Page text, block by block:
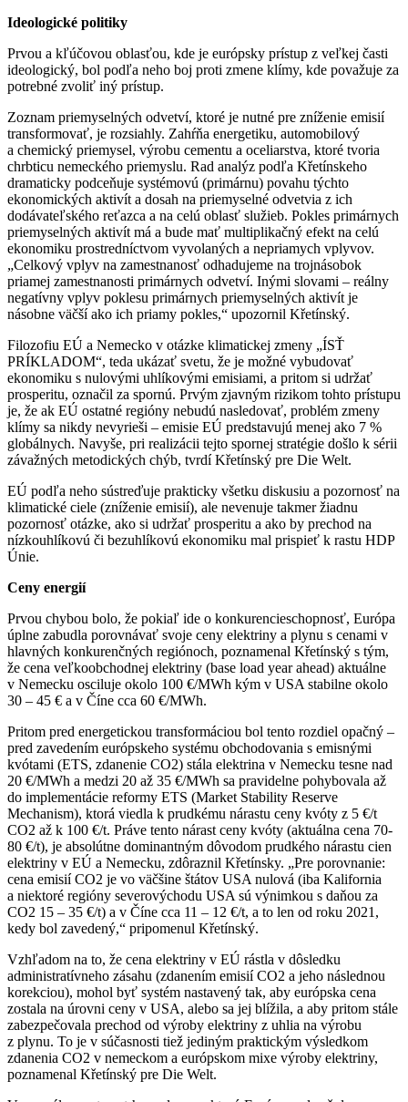
Ideologické politiky
Prvou a kľúčovou oblasťou, kde je európsky prístup z veľkej časti
ideologický, bol podľa neho boj proti zmene klímy, kde považuje za
potrebné zvoliť iný prístup.
Zoznam priemyselných odvetví, ktoré je nutné pre zníženie emisií
transformovať, je rozsiahly. Zahŕňa energetiku, automobilový
a chemický priemysel, výrobu cementu a oceliarstva, ktoré tvoria
chrbticu nemeckého priemyslu. Rad analýz podľa Křetínskeho
dramaticky podceňuje systémovú (primárnu) povahu týchto
ekonomických aktivít a dosah na priemyselné odvetvia z ich
dodávateľského reťazca a na celú oblasť služieb. Pokles primárnych
priemyselných aktivít má a bude mať multiplikačný efekt na celú
ekonomiku prostredníctvom vyvolaných a nepriamych vplyvov.
„Celkový vplyv na zamestnanosť odhadujeme na trojnásobok
priamej zamestnanosti primárnych odvetví. Inými slovami – reálny
negatívny vplyv poklesu primárnych priemyselných aktivít je
násobne väčší ako ich priamy pokles,“ upozornil Křetínský.
Filozofiu EÚ a Nemecko v otázke klimatickej zmeny „ÍSŤ
PRÍKLADOM“, teda ukázať svetu, že je možné vybudovať
ekonomiku s nulovými uhlíkovými emisiami, a pritom si udržať
prosperitu, označil za spornú. Prvým zjavným rizikom tohto prístupu
je, že ak EÚ ostatné regióny nebudú nasledovať, problém zmeny
klímy sa nikdy nevyrieši – emisie EÚ predstavujú menej ako 7 %
globálnych. Navyše, pri realizácii tejto spornej stratégie došlo k sérii
závažných metodických chýb, tvrdí Křetínský pre Die Welt.
EÚ podľa neho sústreďuje prakticky všetku diskusiu a pozornosť na
klimatické ciele (zníženie emisií), ale nevenuje takmer žiadnu
pozornosť otázke, ako si udržať prosperitu a ako by prechod na
nízkouhlíkovú či bezuhlíkovú ekonomiku mal prispieť k rastu HDP
Únie.
Ceny energií
Prvou chybou bolo, že pokiaľ ide o konkurencieschopnosť, Európa
úplne zabudla porovnávať svoje ceny elektriny a plynu s cenami v
hlavných konkurenčných regiónoch, poznamenal Křetínský s tým,
že cena veľkoobchodnej elektriny (base load year ahead) aktuálne
v Nemecku osciluje okolo 100 €/MWh kým v USA stabilne okolo
30 – 45 € a v Číne cca 60 €/MWh.
Pritom pred energetickou transformáciou bol tento rozdiel opačný –
pred zavedením európskeho systému obchodovania s emisnými
kvótami (ETS, zdanenie CO2) stála elektrina v Nemecku tesne nad
20 €/MWh a medzi 20 až 35 €/MWh sa pravidelne pohybovala až
do implementácie reformy ETS (Market Stability Reserve
Mechanism), ktorá viedla k prudkému nárastu ceny kvóty z 5 €/t
CO2 až k 100 €/t. Práve tento nárast ceny kvóty (aktuálna cena 70-
80 €/t), je absolútne dominantným dôvodom prudkého nárastu cien
elektriny v EÚ a Nemecku, zdôraznil Křetínsky. „Pre porovnanie:
cena emisií CO2 je vo väčšine štátov USA nulová (iba Kalifornia
a niektoré regióny severovýchodu USA sú výnimkou s daňou za
CO2 15 – 35 €/t) a v Číne cca 11 – 12 €/t, a to len od roku 2021,
kedy bol zavedený,“ pripomenul Křetínský.
Vzhľadom na to, že cena elektriny v EÚ rástla v dôsledku
administratívneho zásahu (zdanením emisií CO2 a jeho následnou
korekciou), mohol byť systém nastavený tak, aby európska cena
zostala na úrovni ceny v USA, alebo sa jej blížila, a aby pritom stále
zabezpečovala prechod od výroby elektriny z uhlia na výrobu
z plynu. To je v súčasnosti tiež jediným praktickým výsledkom
zdanenia CO2 v nemeckom a európskom mixe výroby elektriny,
poznamenal Křetínský pre Die Welt.